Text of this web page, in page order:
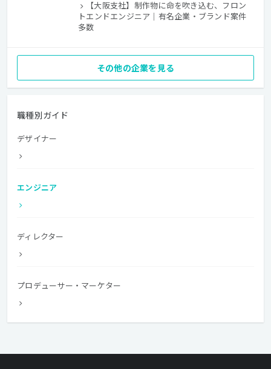
【大阪支社】制作物に命を吹き込む、フロン
トエンドエンジニア｜有名企業・ブランド案件
多数
その他の企業を見る
職種別ガイド
デザイナー
エンジニア
ディレクター
プロデューサー・マーケター